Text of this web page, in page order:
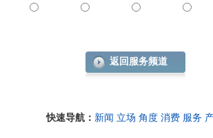
返回服务频道
快速导航： 新闻 立场 角度 消费 服务